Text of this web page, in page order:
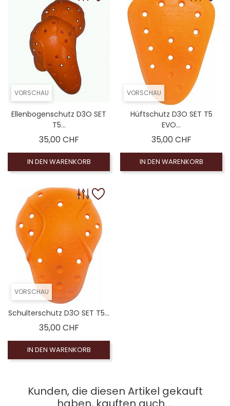
VORSCHAU
Ellenbogenschutz D3O SET
T5...
35,00 CHFPreis
IN DEN WARENKORB
VORSCHAU
Hüftschutz D3O SET T5
EVO...
35,00 CHFPreis
IN DEN WARENKORB
VORSCHAU
Schulterschutz D3O SET T5...
35,00 CHFPreis
IN DEN WARENKORB
Kunden, die diesen Artikel gekauft